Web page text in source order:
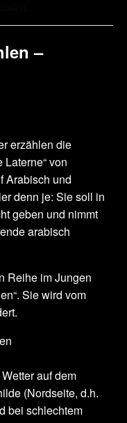
–
erzählen die
von
Arabisch und
denn je: Sie soll in
geben und nimmt
arabisch
Reihe im Jungen
Sie wird vom
auf dem
(Nordseite, d.h.
bei schlechtem